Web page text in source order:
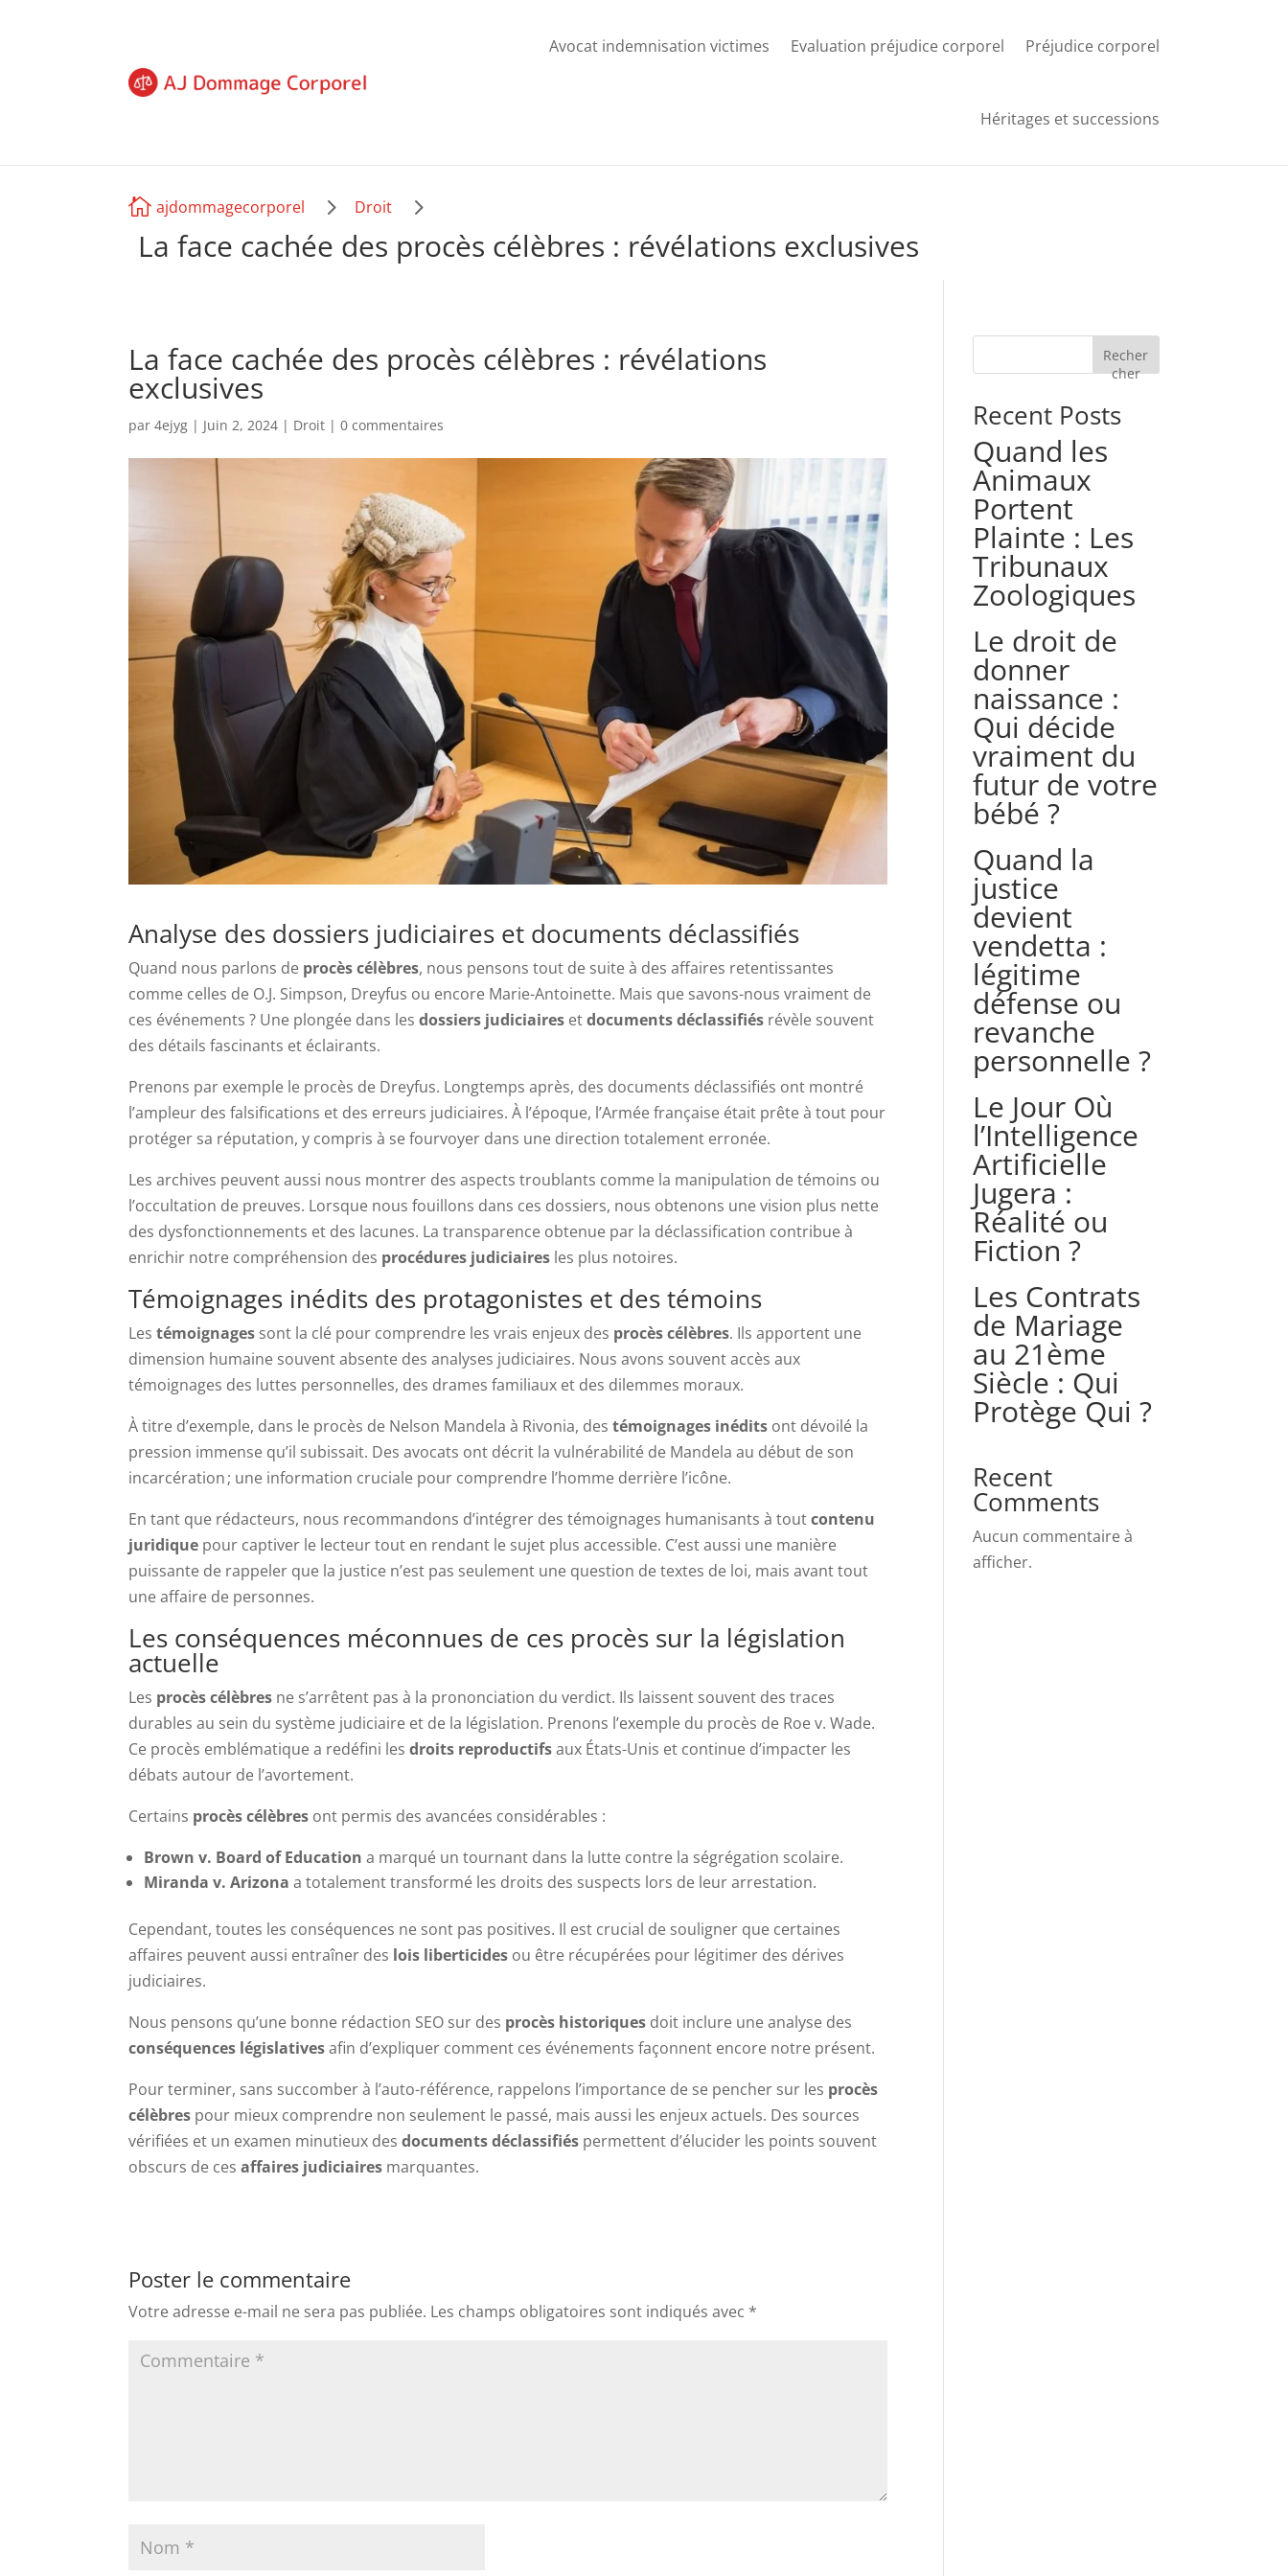
Avocat indemnisation victimes Evaluation préjudice corporel Préjudice corporel
Héritages et successions
 ajdommagecorporel 5 Droit 5
La face cachée des procès célèbres : révélations exclusives
La face cachée des procès célèbres : révélations
exclusives
par4ejyg | Juin 2, 2024 | Droit |0 commentaires
Analyse des dossiers judiciaires et documents déclassifiés
Quand nous parlons de procès célèbres, nous pensons tout de suite à des affaires retentissantes
comme celles de O.J. Simpson, Dreyfus ou encore Marie-Antoinette. Mais que savons-nous vraiment de
ces événements ? Une plongée dans lesdossiers judiciaires etdocuments déclassifiés révèle souvent
des détails fascinants et éclairants.
Prenons par exemple le procès de Dreyfus. Longtemps après, des documents déclassifiés ont montré
l’ampleur des falsifications et des erreurs judiciaires. À l’époque, l’Armée française était prête à tout pour
protéger sa réputation, y compris à se fourvoyer dans une direction totalement erronée.
Les archives peuvent aussi nous montrer des aspects troublants comme la manipulation de témoins ou
l’occultation de preuves. Lorsque nous fouillons dans ces dossiers, nous obtenons une vision plus nette
des dysfonctionnements et des lacunes. La transparence obtenue par la déclassification contribue à
enrichir notre compréhension des procédures judiciaires les plus notoires.
Témoignages inédits des protagonistes et des témoins
Lestémoignages sont la clé pour comprendre les vrais enjeux des procès célèbres. Ils apportent une
dimension humaine souvent absente des analyses judiciaires. Nous avons souvent accès aux
témoignages des luttes personnelles, des drames familiaux et des dilemmes moraux.
À titre d’exemple, dans le procès de Nelson Mandela à Rivonia, destémoignages inédits ont dévoilé la
pression immense qu’il subissait. Des avocats ont décrit la vulnérabilité de Mandela au début de son
incarcération ; une information cruciale pour comprendre l’homme derrière l’icône.
En tant que rédacteurs, nous recommandons d’intégrer des témoignages humanisants à toutcontenu
juridique pour captiver le lecteur tout en rendant le sujet plus accessible. C’est aussi une manière
puissante de rappeler que la justice n’est pas seulement une question de textes de loi, mais avant tout
une affaire de personnes.
Les conséquences méconnues de ces procès sur la législation
actuelle
Les procès célèbres ne s’arrêtent pas à la prononciation du verdict. Ils laissent souvent des traces
durables au sein du système judiciaire et de la législation. Prenons l’exemple du procès de Roe v. Wade.
Ce procès emblématique a redéfini lesdroits reproductifsaux États-Unis et continue d’impacter les
débats autour de l’avortement.
Certains procès célèbres ont permis des avancées considérables :
Brown v. Board of Education a marqué un tournant dans la lutte contre la ségrégation scolaire.
Miranda v. Arizona a totalement transformé les droits des suspects lors de leur arrestation.
Cependant, toutes les conséquences ne sont pas positives. Il est crucial de souligner que certaines
affaires peuvent aussi entraîner des lois liberticides ou être récupérées pour légitimer des dérives
judiciaires.
Nous pensons qu’une bonne rédaction SEO sur des procès historiques doit inclure une analyse des
conséquences législativesafin d’expliquer comment ces événements façonnent encore notre présent.
Pour terminer, sans succomber à l’auto-référence, rappelons l’importance de se pencher sur les procès
célèbres pour mieux comprendre non seulement le passé, mais aussi les enjeux actuels. Des sources
vérifiées et un examen minutieux desdocuments déclassifiés permettent d’élucider les points souvent
obscurs de cesaffaires judiciaires marquantes.
Poster le commentaire
Votre adresse e-mail ne sera pas publiée. Les champs obligatoires sont indiqués avec *
Recher
cher
Recent Posts
Quand les
Animaux
Portent
Plainte : Les
Tribunaux
Zoologiques
Le droit de
donner
naissance :
Qui décide
vraiment du
futur de votre
bébé ?
Quand la
justice
devient
vendetta :
légitime
défense ou
revanche
personnelle ?
Le Jour Où
l’Intelligence
Artificielle
Jugera :
Réalité ou
Fiction ?
Les Contrats
de Mariage
au 21ème
Siècle : Qui
Protège Qui ?
Recent
Comments
Aucun commentaire à
afficher.